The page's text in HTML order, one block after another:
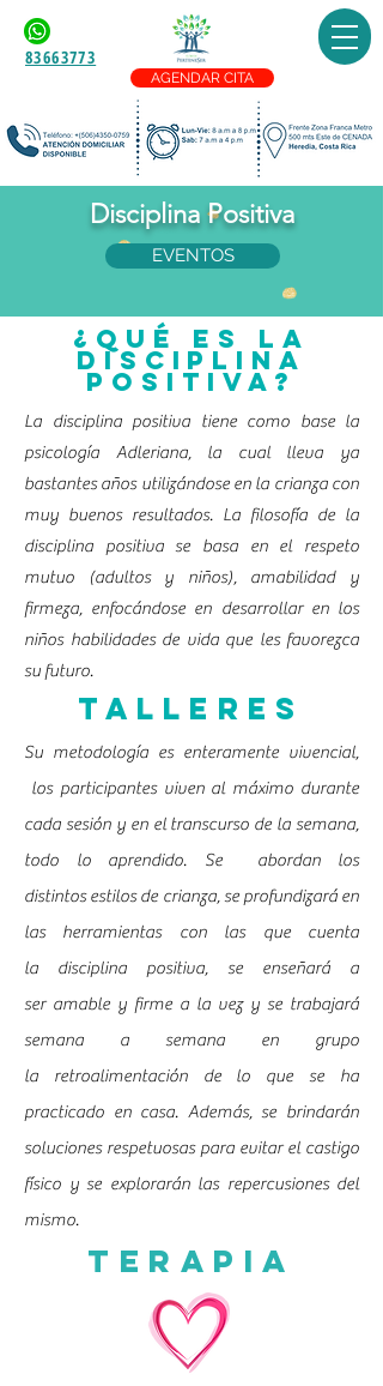
83663773
AGENDAR CITA
Disciplina Positiva
EVENTOS
¿Qué es la
Disciplina
Positiva?
La disciplina positiva tiene como base la
psicología Adleriana, la cual lleva ya
bastantes años utilizándose en la crianza con
muy buenos resultados. La filosofía de la
disciplina positiva se basa en el respeto
mutuo (adultos y niños), amabilidad y
firmeza, enfocándose en desarrollar en los
niños habilidades de vida que les favorezca
su futuro.
Talleres
Su metodología es enteramente vivencial,
los participantes viven al máximo durante
cada sesión y en el transcurso de la semana,
todo lo aprendido. Se abordan los
distintos estilos de crianza, se profundizará en
las herramientas con las que cuenta
la disciplina positiva, se enseñará a
ser amable y firme a la vez y se trabajará
semana a semana en grupo
la retroalimentación de lo que se ha
practicado en casa. Además, se brindarán
soluciones respetuosas para evitar el castigo
físico y se explorarán las repercusiones del
mismo.
Terapia